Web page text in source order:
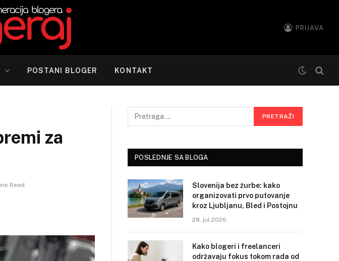
PRIJAVA
POSTANI BLOGER KONTAKT
za
Read
POSLEDNJE SA BLOGA
Slovenija bez žurbe: kako
organizovati prvo putovanje
kroz Ljubljanu, Bled i Postojnu
28. jul 2026.
Kako blogeri i freelanceri
održavaju fokus tokom rada od